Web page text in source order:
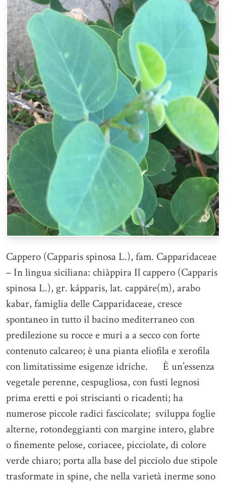
Cappero (Capparis spinosa L.), fam. Capparidaceae
– In lingua siciliana: chiàppira Il cappero (Capparis
spinosa L.), gr. kápparis, lat. cappăre(m), arabo
kabar, famiglia delle Capparidaceae, cresce
spontaneo in tutto il bacino mediterraneo con
predilezione su rocce e muri a a secco con forte
contenuto calcareo; è una pianta eliofila e xerofila
con limitatissime esigenze idriche. È un’essenza
vegetale perenne, cespugliosa, con fusti legnosi
prima eretti e poi striscianti o ricadenti; ha
numerose piccole radici fascicolate; sviluppa foglie
alterne, rotondeggianti con margine intero, glabre
o finemente pelose, coriacee, picciolate, di colore
verde chiaro; porta alla base del picciolo due stipole
trasformate in spine, che nella varietà inerme sono